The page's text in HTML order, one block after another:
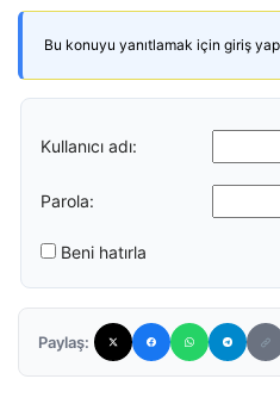
Bu konuyu yanıtlamak için giriş
Kullanıcı adı:
Parola:
Beni hatırla
Paylaş: